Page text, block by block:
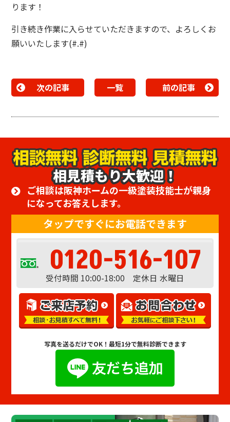
ります！
引き続き作業に入らせていただきますので、よろしくお
願いいたします(#.#)
次の記事 一覧 前の記事
相見積もり大歓迎！
ご相談は阪神ホームの一級塗装技能士が親身
になってお答えします。
タップですぐにお電話できます
0120-516-107
受付時間 10:00-18:00 定休日 水曜日
写真を送るだけでOK！ 最短1分で無料診断できます